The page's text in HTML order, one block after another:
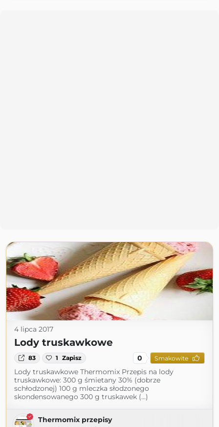
4 lipca 2017
Lody truskawkowe
83 1 Zapisz 0 Smakowite
Lody truskawkowe Thermomix Przepis na lody
truskawkowe: 300 g śmietany 30% (dobrze
schłodzonej) 100 g mleczka słodzonego
skondensowanego 300 g truskawek (...)
Thermomix przepisy